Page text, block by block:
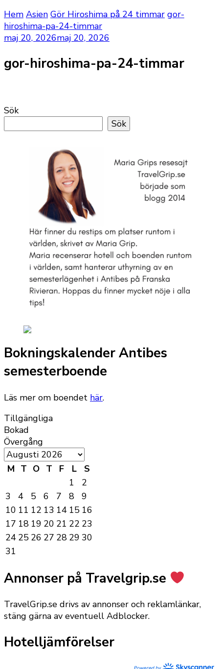
Hem Asien Gör Hiroshima på 24 timmar gor-
hiroshima-pa-24-timmar
maj 20, 2026maj 20, 2026
gor-hiroshima-pa-24-timmar
Sök
Sök
Bokningskalender Antibes
semesterboende
Läs mer om boendet här.
Tillgängliga
Bokad
Övergång
M T O T F L
S
1
2
3
4 5 6 7 8
9
10 11 12 13 14 15 16
17 18 19 20 21 22 23
24 25 26 27 28 29 30
31
Annonser på Travelgrip.se
TravelGrip.se drivs av annonser och reklamlänkar,
stäng gärna av eventuell Adblocker.
Hotelljämförelser